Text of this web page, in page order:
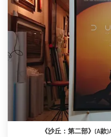
《沙丘：第二部》(A款